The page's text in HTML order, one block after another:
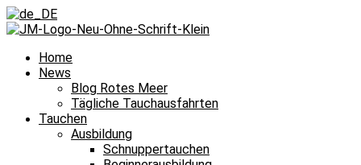
Home
News
Blog Rotes Meer
Tägliche Tauchausfahrten
Tauchen
Ausbildung
Schnuppertauchen